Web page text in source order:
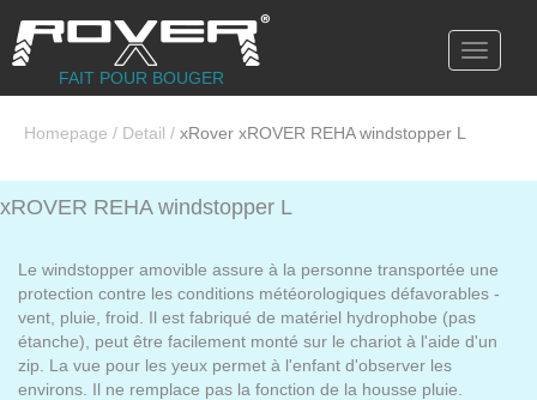
Toggle
FAIT POUR BOUGER
Homepage / Detail / xRover xROVER REHA windstopper L
xROVER REHA windstopper L
Le windstopper amovible assure à la personne transportée une
protection contre les conditions météorologiques défavorables -
vent, pluie, froid. Il est fabriqué de matériel hydrophobe (pas
étanche), peut être facilement monté sur le chariot à l'aide d'un
zip. La vue pour les yeux permet à l'enfant d'observer les
environs. Il ne remplace pas la fonction de la housse pluie.